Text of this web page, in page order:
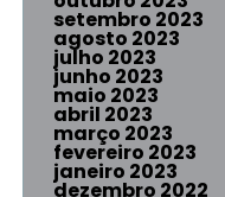
setembro 2023
agosto 2023
julho 2023
junho 2023
maio 2023
abril 2023
março 2023
fevereiro 2023
janeiro 2023
dezembro 2022